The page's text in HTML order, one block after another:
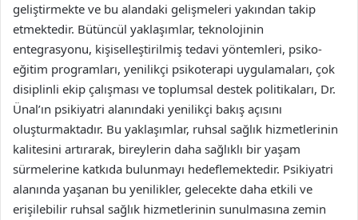
geliştirmekte ve bu alandaki gelişmeleri yakından takip
etmektedir. Bütüncül yaklaşımlar, teknolojinin
entegrasyonu, kişiselleştirilmiş tedavi yöntemleri, psiko-
eğitim programları, yenilikçi psikoterapi uygulamaları, çok
disiplinli ekip çalışması ve toplumsal destek politikaları, Dr.
Ünal’ın psikiyatri alanındaki yenilikçi bakış açısını
oluşturmaktadır. Bu yaklaşımlar, ruhsal sağlık hizmetlerinin
kalitesini artırarak, bireylerin daha sağlıklı bir yaşam
sürmelerine katkıda bulunmayı hedeflemektedir. Psikiyatri
alanında yaşanan bu yenilikler, gelecekte daha etkili ve
erişilebilir ruhsal sağlık hizmetlerinin sunulmasına zemin